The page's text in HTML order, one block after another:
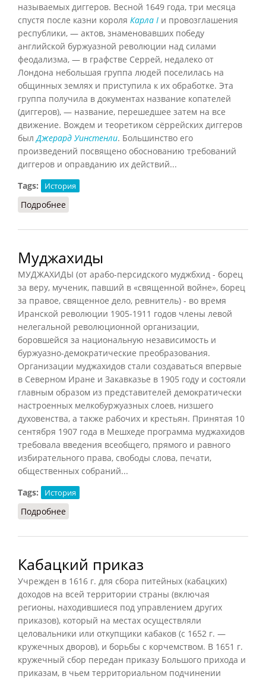
называемых диггеров. Весной 1649 года, три месяца
спустя после казни короля Карла I и провозглашения
республики, — актов, знаменовавших победу
английской буржуазной революции над силами
феодализма, — в графстве Серрей, недалеко от
Лондона небольшая группа людей поселилась на
общинных землях и приступила к их обработке. Эта
группа получила в документах название копателей
(диггеров), — название, перешедшее затем на все
движение. Вождем и теоретиком сёррейских диггеров
был Джерард Уинстенли. Большинство его
произведений посвящено обоснованию требований
диггеров и оправданию их действий...
Tags:
История
Подробнее
Муджахиды
МУДЖАХИДЫ (от арабо-персидского муджбхид - борец
за веру, мученик, павший в «священной войне», борец
за правое, священное дело, ревнитель) - во время
Иранской революции 1905-1911 годов члены левой
нелегальной революционной организации,
боровшейся за национальную независимость и
буржуазно-демократические преобразования.
Организации муджахидов стали создаваться впервые
в Северном Иране и Закавказье в 1905 году и состояли
главным образом из представителей демократически
настроенных мелкобуржуазных слоев, низшего
духовенства, а также рабочих и крестьян. Принятая 10
сентября 1907 года в Мешхеде программа муджахидов
требовала введения всеобщего, прямого и равного
избирательного права, свободы слова, печати,
общественных собраний...
Tags:
История
Подробнее
Кабацкий приказ
Учрежден в 1616 г. для сбора питейных (кабацких)
доходов на всей территории страны (включая
регионы, находившиеся под управлением других
приказов), который на местах осуществляли
целовальники или откупщики кабаков (с 1652 г. —
кружечных дворов), и борьбы с корчемством. В 1651 г.
кружечный сбор передан приказу Большого прихода и
приказам, в чьем территориальном подчинении